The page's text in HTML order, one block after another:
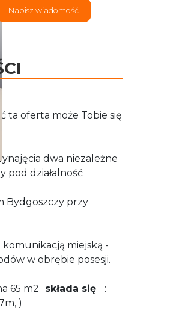
001
Napisz wiadomość
ta oferta może Tobie się
dwa niezależne
pod działalność
Bydgoszczy przy
komunikacją miejską -
w obrębie posesji.
65 m2 składa się
:
)